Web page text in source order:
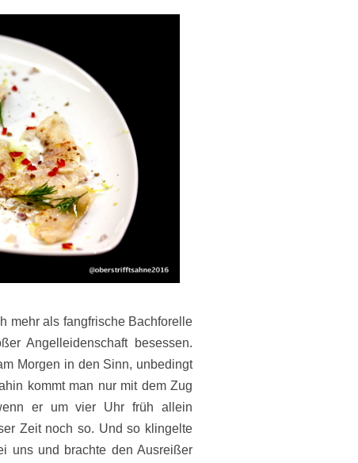
mehr als fangfrische Bachforelle
Angelleidenschaft besessen.
Morgen in den Sinn, unbedingt
kommt man nur mit dem Zug
er um vier Uhr früh allein
Zeit noch so. Und so klingelte
uns und brachte den Ausreißer